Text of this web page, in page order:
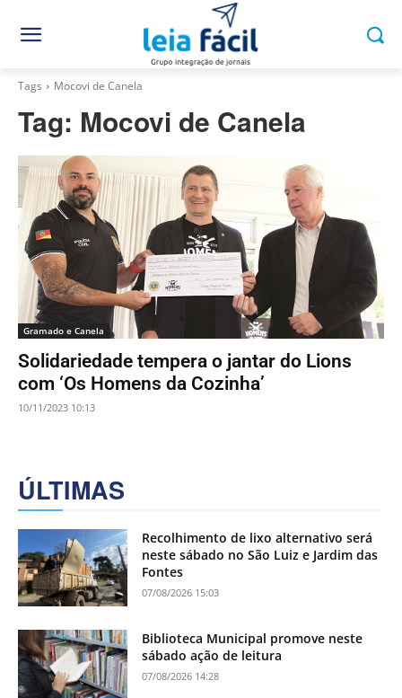
Tags Mocovi de Canela
Tag: Mocovi de Canela
Gramado e Canela
Solidariedade tempera o jantar do Lions
com ‘Os Homens da Cozinha’
10/11/2023 10:13
ÚLTIMAS
Recolhimento de lixo alternativo será
neste sábado no São Luiz e Jardim das
Fontes
07/08/2026 15:03
Biblioteca Municipal promove neste
sábado ação de leitura
07/08/2026 14:28